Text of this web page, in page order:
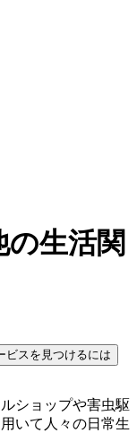
生活関
ビスを見つけるには
ショップや害虫駆
いて人々の日常生